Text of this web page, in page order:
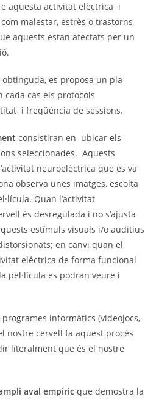
aquesta activitat elèctrica i
malestar, estrès o trastorns
aquests estan afectats per un
es proposa un pla
cas els protocols
i freqüència de sessions.
consistiran en ubicar els
seleccionades. Aquests
neuroelèctrica que es va
observa unes imatges, escolta
Quan l’activitat
és desregulada i no s’ajusta
estímuls visuals i/o auditius
en canvi quan el
eléctrica de forma funcional
pel·lícula es podran veure i
programes informàtics (videojocs,
nostre cervell fa aquest procés
literalment que és el nostre
aval empíric que demostra la